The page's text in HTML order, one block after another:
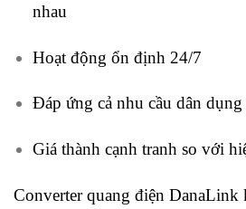
nhau
Hoạt động ổn định 24/7
Đáp ứng cả nhu cầu dân
Giá thành cạnh tranh so với
Converter quang điện